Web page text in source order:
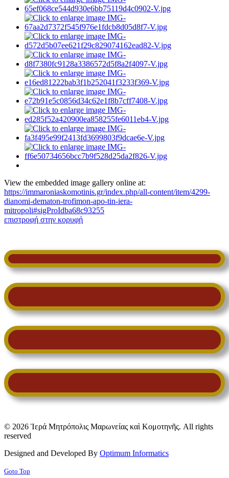
View the embedded image gallery online at:
https://immaroniaskomotinis.gr/index.php/all-content/item/4299-
dianomi-dematon-trofimon-apo-tin-iera-
mitropoli#sigProIdba68c93255
επιστροφή στην κορυφή
© 2026 Ἱερά Μητρόπολις Μαρωνείας καὶ Κομοτηνῆς. All rights
reserved
Designed and Developed By Optimum Informatics
Goto Top